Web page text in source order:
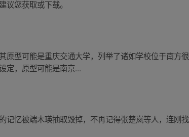
您获取或下载。
原型可能是重庆交通大学，列举了诸如学校位于南方
定，原型可能是南京...
记忆被端木瑛抽取毁掉，不再记得张楚岚等人，连刚